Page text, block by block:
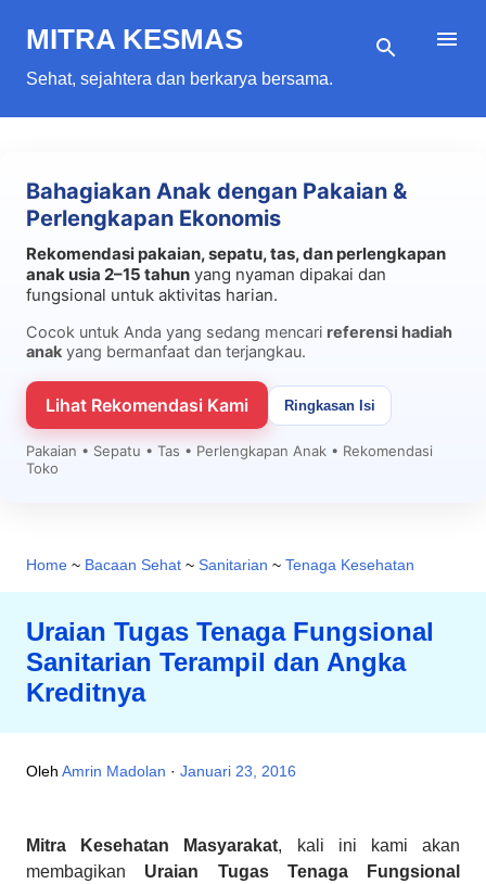
MITRA KESMAS
Sehat, sejahtera dan berkarya bersama.
Bahagiakan Anak dengan Pakaian &
Perlengkapan Ekonomis
Rekomendasi pakaian, sepatu, tas, dan perlengkapan
anak usia 2–15 tahun yang nyaman dipakai dan
fungsional untuk aktivitas harian.
Cocok untuk Anda yang sedang mencari referensi hadiah
anak yang bermanfaat dan terjangkau.
Lihat Rekomendasi Kami Ringkasan Isi
Pakaian • Sepatu • Tas • Perlengkapan Anak • Rekomendasi
Toko
Home ~ Bacaan Sehat ~ Sanitarian ~ Tenaga Kesehatan
Uraian Tugas Tenaga Fungsional
Sanitarian Terampil dan Angka
Kreditnya
Oleh Amrin Madolan Januari 23, 2016
Mitra Kesehatan Masyarakat, kali ini kami akan
membagikan Uraian Tugas Tenaga Fungsional